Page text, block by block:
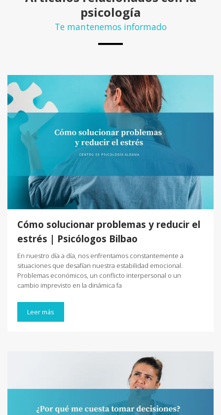
psicología
Te mantenemos informado
Cómo solucionar problemas y reducir el
estrés | Psicólogos Bilbao
En nuestro día a día, nos enfrentamos constantemente a
situaciones que desafían nuestra estabilidad emocional.
Problemas económicos, un conflicto interpersonal o un
cambio imprevisto en la dinámica fa
Leer más